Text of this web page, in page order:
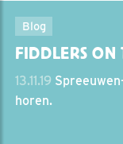
Blog
FIDDLERS ON
13.11.19
horen.